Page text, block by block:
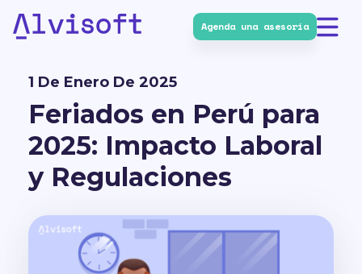
Agenda una asesoría
1 De Enero De 2025
Feriados en Perú para
2025: Impacto Laboral
y Regulaciones